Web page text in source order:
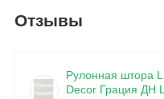
Отзывы
Рулонная штора
Decor Грация ДН